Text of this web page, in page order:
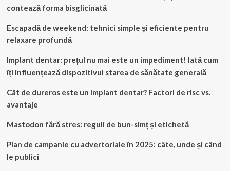
contează forma bisglicinată
Escapadă de weekend: tehnici simple și eficiente pentru
relaxare profundă
Implant dentar: prețul nu mai este un impediment! Iată cum
îți influențează dispozitivul starea de sănătate generală
Cât de dureros este un implant dentar? Factori de risc vs.
avantaje
Mastodon fără stres: reguli de bun-simț și etichetă
Plan de campanie cu advertoriale în 2025: câte, unde și când
le publici